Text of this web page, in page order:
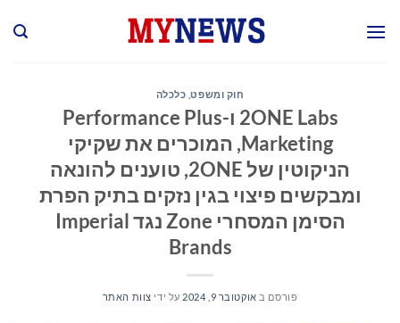
חוק ומשפט כלכלה
2ONE Labs ו-Performance Plus
Marketing, המוכרים את שקיקי
הניקוטין של 2ONE, טוענים להונאה
ומבקשים פיצוי בגין נזקים בתיק הפרת
הסימן המסחרי Zone נגד Imperial
Brands
פורסם ב אוקטובר 9, 2024 על ידי צוות האתר